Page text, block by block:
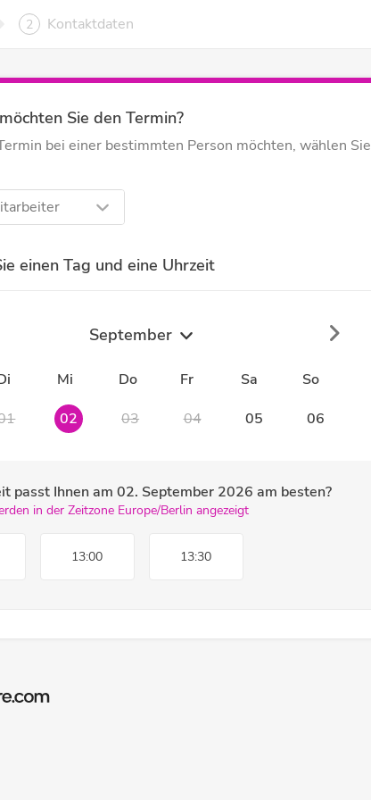
2 Kontaktdaten
Sie den Termin?
bei einer bestimmten Person möchten, wählen Sie
einen Tag und eine Uhrzeit
September
Mi Do Fr Sa
So
02 03 04 05 06
passt Ihnen am 02. September 2026 am besten?
in der Zeitzone Europe/Berlin angezeigt
13:00 13:30